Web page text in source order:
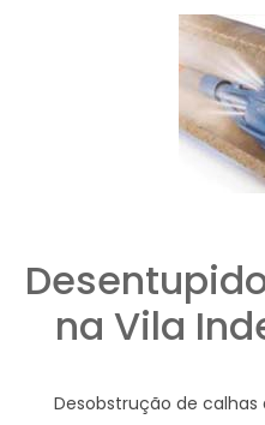
na Vila
Desobstrução de